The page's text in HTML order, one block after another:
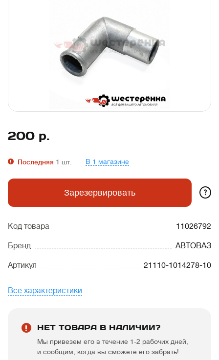
200 р.
Последняя 1 шт. В 1 магазине
Зарезервировать ?
Код товара 11026792
Бренд АВТОВАЗ
Артикул 21110-1014278-10
Все характеристики
НЕТ ТОВАРА В НАЛИЧИИ?
Мы привезем его в течение 1-2 рабочих дней,
и сообщим, когда вы сможете его забрать!